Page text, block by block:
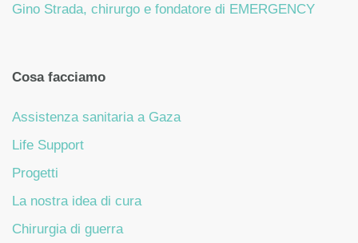
Gino Strada, chirurgo e fondatore di EMERGENCY
Cosa facciamo
Assistenza sanitaria a Gaza
Life Support
Progetti
La nostra idea di cura
Chirurgia di guerra